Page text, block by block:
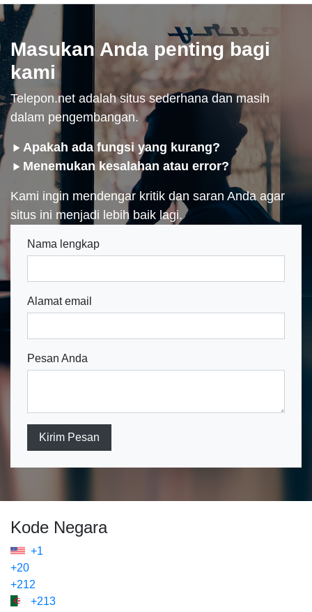
Masukan Anda penting bagi
kami
Telepon.net adalah situs sederhana dan masih
dalam pengembangan.
Apakah ada fungsi yang kurang?
Menemukan kesalahan atau error?
Kami ingin mendengar kritik dan saran Anda agar
situs ini menjadi lebih baik lagi.
Nama lengkap
Alamat email
Pesan Anda
Kirim Pesan
Kode Negara
+1
+20
+212
+213